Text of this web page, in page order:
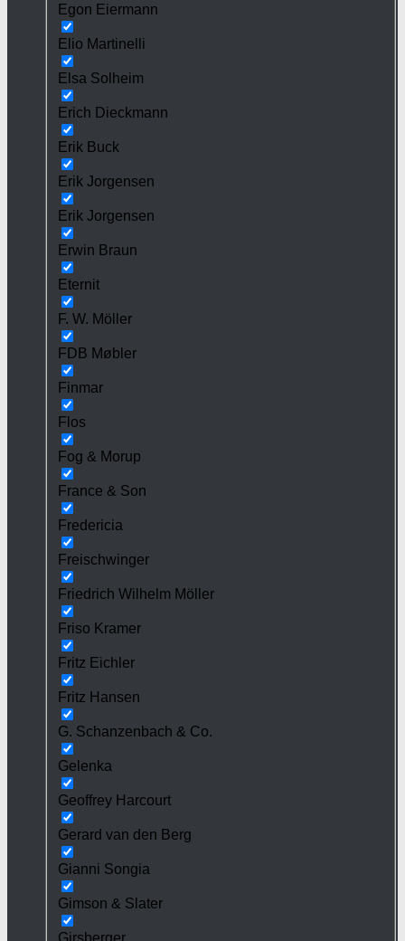
Egon Eiermann
Elio Martinelli
Elsa Solheim
Erich Dieckmann
Erik Buck
Erik Jorgensen
Erik Jorgensen
Erwin Braun
Eternit
F. W. Möller
FDB Møbler
Finmar
Flos
Fog & Morup
France & Son
Fredericia
Freischwinger
Friedrich Wilhelm Möller
Friso Kramer
Fritz Eichler
Fritz Hansen
G. Schanzenbach & Co.
Gelenka
Geoffrey Harcourt
Gerard van den Berg
Gianni Songia
Gimson & Slater
Girsberger